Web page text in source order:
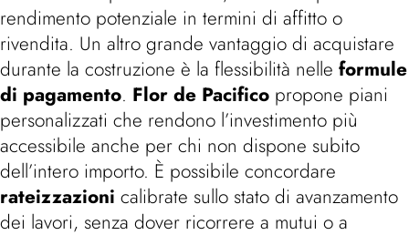
rendimento potenziale in termini di affitto o
rivendita. Un altro grande vantaggio di acquistare
durante la costruzione è la flessibilità nelle formule
di pagamento. Flor de Pacifico propone piani
personalizzati che rendono l’investimento più
accessibile anche per chi non dispone subito
dell’intero importo. È possibile concordare
rateizzazioni calibrate sullo stato di avanzamento
dei lavori, senza dover ricorrere a mutui o a